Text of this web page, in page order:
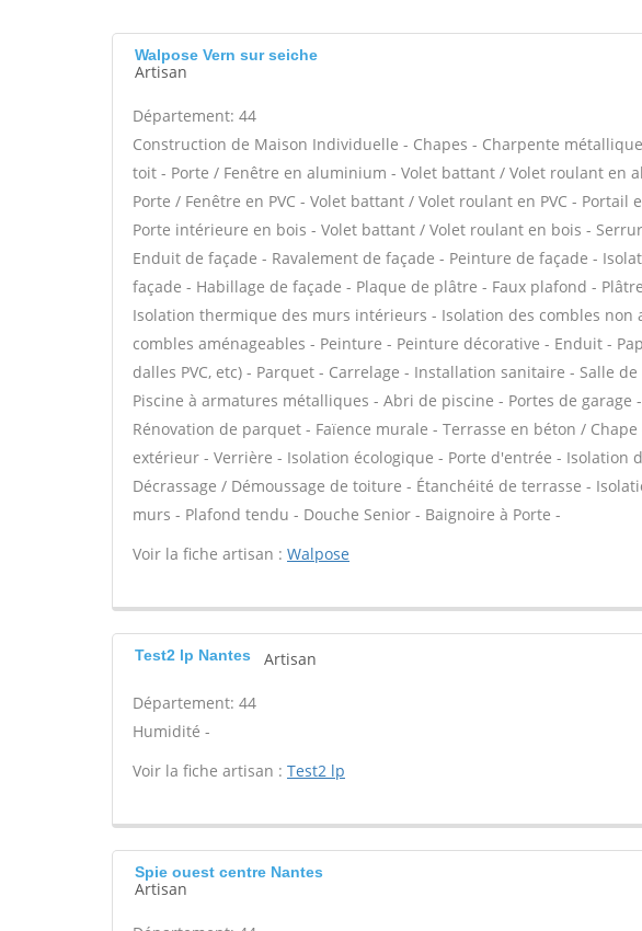
Walpose Vern sur seiche
Artisan
Département: 44
Construction de Maison Individuelle - Chapes - Charpente
toit - Porte / Fenêtre en aluminium - Volet battant / Volet roulant en
Porte / Fenêtre en PVC - Volet battant / Volet roulant en PVC - Portail
Porte intérieure en bois - Volet battant / Volet roulant en bois -
Enduit de façade - Ravalement de façade - Peinture de façade -
façade - Habillage de façade - Plaque de plâtre - Faux plafond -
Isolation thermique des murs intérieurs - Isolation des combles non
combles aménageables - Peinture - Peinture décorative - Enduit -
dalles PVC, etc) - Parquet - Carrelage - Installation sanitaire - Salle
Piscine à armatures métalliques - Abri de piscine - Portes de garage
Rénovation de parquet - Faïence murale - Terrasse en béton /
extérieur - Verrière - Isolation écologique - Porte d'entrée - Isolation
Décrassage / Démoussage de toiture - Étanchéité de terrasse -
murs - Plafond tendu - Douche Senior - Baignoire à Porte -
Voir la fiche artisan : Walpose
Test2 lp Nantes Artisan
Département: 44
Humidité -
Voir la fiche artisan : Test2 lp
Spie ouest centre Nantes
Artisan